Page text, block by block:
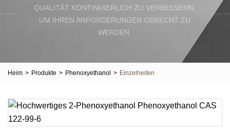
QUALITÄT KONTINUIERLICH ZU VERBESSERN,
UM IHREN ANFORDERUNGEN GERECHT ZU
WERDEN.
Heim > Produkte > Phenoxyethanol > Einzelheiten